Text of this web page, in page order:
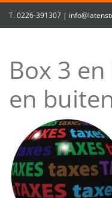
T.0226-391307 |
Box 3
en